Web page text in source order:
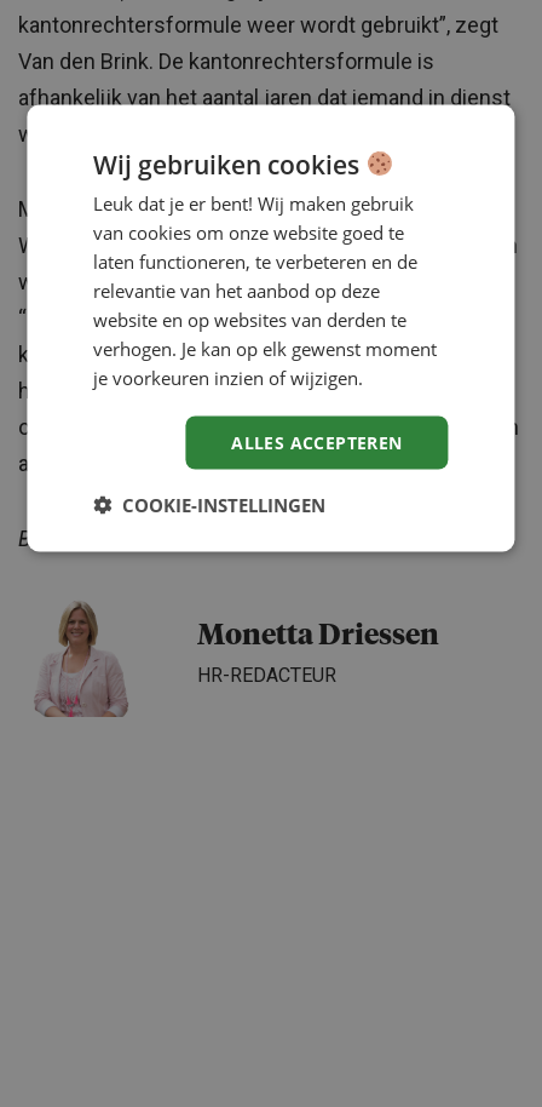
kantonrechtersformule weer wordt gebruikt”, zegt
Van den Brink. De kantonrechtersformule is
afhankelijk van het aantal jaren dat iemand in dienst
was en kon hoog uitvallen.
Minister Lodewijk Asscher van Sociale Zaken en
Werkgelegenheid zegt dat het soms beter is als een
werkgever en werknemer er samen uit komen.
“Maar als er een heel alternatief circuit tot stand
komt waardoor het systeem zelf niet werkt, dan is
het een andere zaak.” Asscher zegt dat hij de
ontwikkelingen op de voet volgt en dat hij het een en
ander zal aanscherpen als dat nodig is.
Bron: NOS
Monetta Driessen
HR-REDACTEUR
Wij gebruiken cookies
Leuk dat je er bent! Wij maken gebruik
van cookies om onze website goed te
laten functioneren, te verbeteren en de
relevantie van het aanbod op deze
website en op websites van derden te
verhogen. Je kan op elk gewenst moment
je voorkeuren inzien of wijzigen.
ALLES ACCEPTEREN
COOKIE-INSTELLINGEN